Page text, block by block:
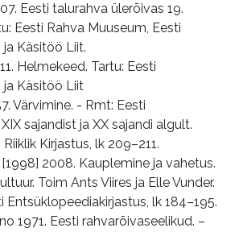
Eesti talurahva ülerõivas 19.
Eesti Rahva Muuseum, Eesti
ja Käsitöö Liit.
Helmekeed. Tartu: Eesti
ja Käsitöö Liit
Värvimine. - Rmt: Eesti
sajandist ja XX sajandi algult.
Kirjastus, lk 209–211.
[1998] 2008. Kauplemine ja vahetus.
Toim Ants Viires ja Elle Vunder.
Entsüklopeediakirjastus, lk 184–195.
1971. Eesti rahvarõivaseelikud. –